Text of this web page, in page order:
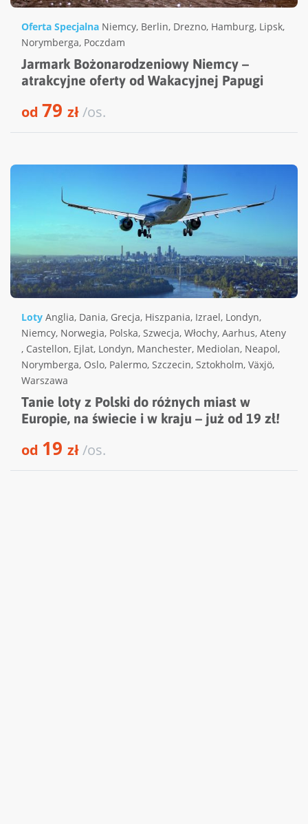
Oferta Specjalna Niemcy, Berlin, Drezno, Hamburg, Lipsk,
Norymberga, Poczdam
Jarmark Bożonarodzeniowy Niemcy –
atrakcyjne oferty od Wakacyjnej Papugi
od 79 zł/os.
Loty Anglia, Dania, Grecja, Hiszpania, Izrael, Londyn,
Niemcy, Norwegia, Polska, Szwecja, Włochy, Aarhus, Ateny
, Castellon, Ejlat, Londyn, Manchester, Mediolan, Neapol,
Norymberga, Oslo, Palermo, Szczecin, Sztokholm, Växjö,
Warszawa
Tanie loty z Polski do różnych miast w
Europie, na świecie i w kraju – już od 19 zł!
od 19 zł/os.